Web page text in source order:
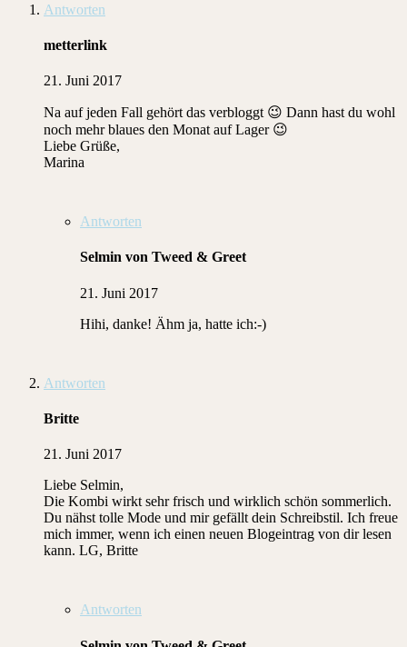
Antworten
metterlink
21. Juni 2017
Na auf jeden Fall gehört das verbloggt 😉 Dann hast du wohl
noch mehr blaues den Monat auf Lager 😉
Liebe Grüße,
Marina
Antworten
Selmin von Tweed & Greet
21. Juni 2017
Hihi, danke! Ähm ja, hatte ich:-)
Antworten
Britte
21. Juni 2017
Liebe Selmin,
Die Kombi wirkt sehr frisch und wirklich schön sommerlich.
Du nähst tolle Mode und mir gefällt dein Schreibstil. Ich freue
mich immer, wenn ich einen neuen Blogeintrag von dir lesen
kann. LG, Britte
Antworten